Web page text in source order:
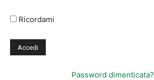
Ricordami
Password dimenticata?